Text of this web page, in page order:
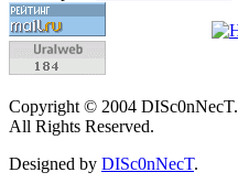
Copyright © 2004 DISc0nNecT.
All Rights Reserved.
Designed by DISc0nNecT.